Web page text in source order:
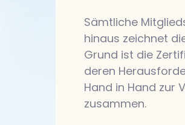
Sämtliche
hinaus zeichnet
Grund ist die
deren
Hand in Hand zur
zusammen.